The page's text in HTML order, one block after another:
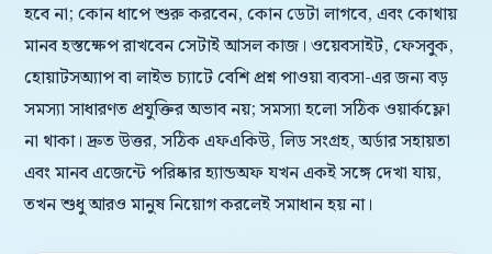
হবে না; কোন ধাপে শুরু করবেন, কোন ডেটা লাগবে, এবং কোথায়
মানব হস্তক্ষেপ রাখবেন সেটাই আসল কাজ। ওয়েবসাইট, ফেসবুক,
হোয়াটসঅ্যাপ বা লাইভ চ্যাটে বেশি প্রশ্ন পাওয়া ব্যবসা-এর জন্য বড়
সমস্যা সাধারণত প্রযুক্তির অভাব নয়; সমস্যা হলো সঠিক ওয়ার্কফ্লো
না থাকা। দ্রুত উত্তর, সঠিক এফএকিউ, লিড সংগ্রহ, অর্ডার সহায়তা
এবং মানব এজেন্টে পরিষ্কার হ্যান্ডঅফ যখন একই সঙ্গে দেখা যায়,
তখন শুধু আরও মানুষ নিয়োগ করলেই সমাধান হয় না।